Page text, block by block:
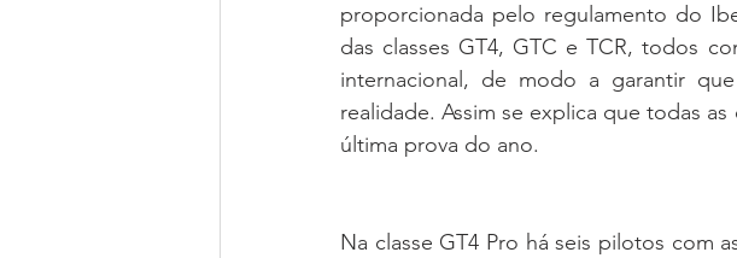
proporcionada pelo regulamento do
das classes GT4, GTC e TCR, todos
internacional, de modo a garantir
realidade. Assim se explica que todas
última prova do ano.
Na classe GT4 Pro há seis pilotos com